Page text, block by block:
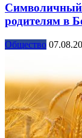
Символичный
родителям в
Общество